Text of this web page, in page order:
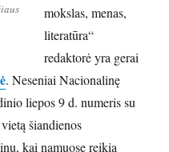
mokslas, menas,
literatūra“
redaktorė yra gerai
. Neseniai Nacionalinę
liepos 9 d. numeris su
šiandienos
kai namuose reikia